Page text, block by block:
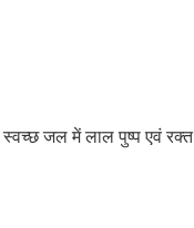
स्वच्छ जल में लाल पुष्प एवं रक्त